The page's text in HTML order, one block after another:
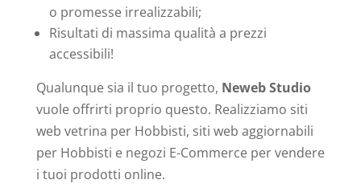
o promesse irrealizzabili;
Risultati di massima qualità a prezzi
accessibili!
Qualunque sia il tuo progetto, Neweb Studio
vuole offrirti proprio questo. Realizziamo siti
web vetrina per Hobbisti, siti web aggiornabili
per Hobbisti e negozi E-Commerce per vendere
i tuoi prodotti online.